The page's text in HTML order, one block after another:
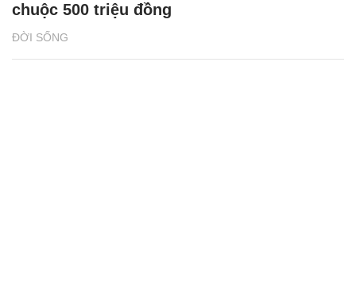
ĐỜI SỐNG
chuộc 500 triệu đồng